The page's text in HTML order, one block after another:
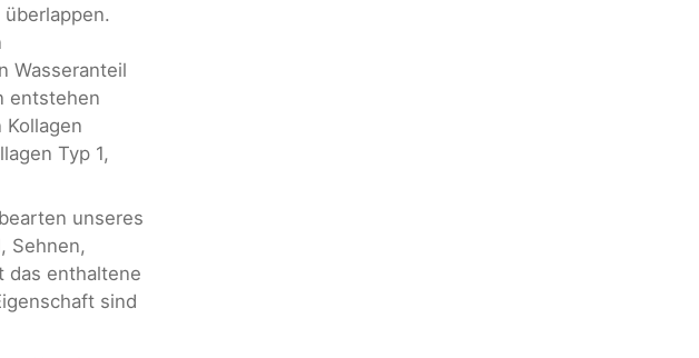
Wasseranteil
entstehen
Typ 1,
unseres
Sehnen,
das enthaltene
sind